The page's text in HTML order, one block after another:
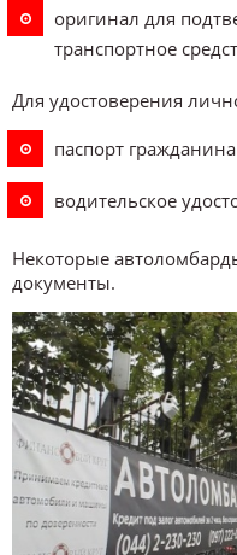
оригинал для
транспортное
Для удостоверения
паспорт
водительское
Некоторые
документы.